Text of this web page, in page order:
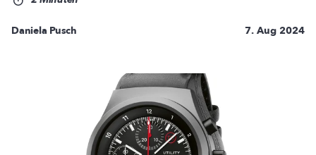
Daniela Pusch 7. Aug 2024